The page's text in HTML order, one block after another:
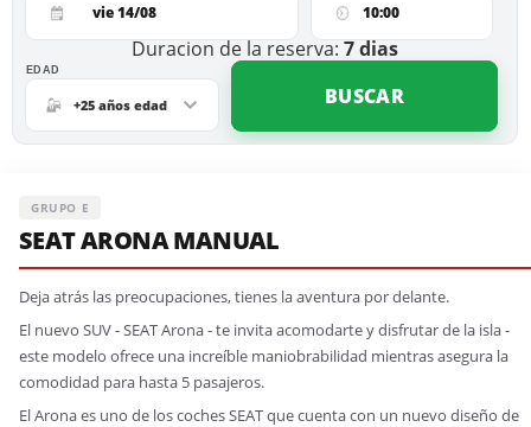
Duracion de la reserva: 7dias
vie 14/08 10:00
EDAD
+25 años edad BUSCAR
GRUPO E
SEAT ARONA MANUAL
Deja atrás las preocupaciones, tienes la aventura por delante.
El nuevo SUV - SEAT Arona - te invita acomodarte y disfrutar de la isla -
este modelo ofrece una increíble maniobrabilidad mientras asegura la
comodidad para hasta 5 pasajeros.
El Arona es uno de los coches SEAT que cuenta con un nuevo diseño de